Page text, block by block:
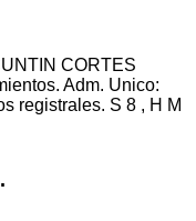
CORTES
Adm. Unico:
registrales. S 8 , H M